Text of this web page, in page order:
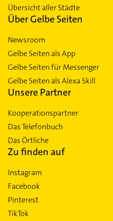
Übersicht aller Städte
Über Gelbe Seiten
Newsroom
Gelbe Seiten als App
Gelbe Seiten für Messenger
Gelbe Seiten als Alexa Skill
Unsere Partner
Kooperationspartner
Das Telefonbuch
Das Örtliche
Zu finden auf
Instagram
Facebook
Pinterest
TikTok